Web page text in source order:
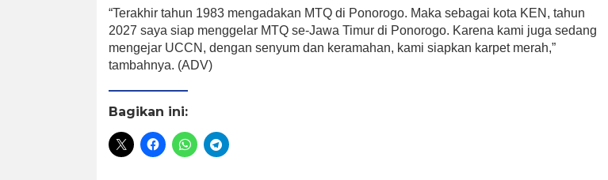
“Terakhir tahun 1983 mengadakan MTQ di Ponorogo. Maka sebagai kota KEN, tahun
2027 saya siap menggelar MTQ se-Jawa Timur di Ponorogo. Karena kami juga sedang
mengejar UCCN, dengan senyum dan keramahan, kami siapkan karpet merah,”
tambahnya. (ADV)
Bagikan ini: